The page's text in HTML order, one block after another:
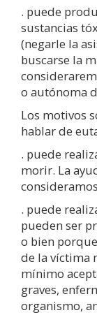
. puede
sustancias
(negarle la
buscarse la
o autónoma
Los motivos
hablar de
. puede
morir. La
. puede
pueden ser
o bien
de la víctima
mínimo
graves,
organismo,